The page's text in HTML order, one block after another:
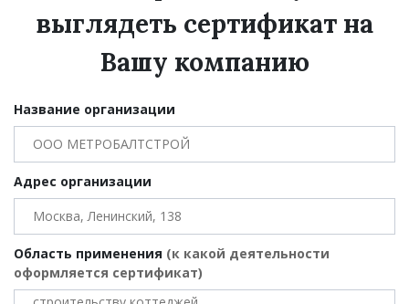
выглядеть сертификат на
Вашу компанию
Название организации
Адрес организации
Область применения (к какой деятельности
оформляется сертификат)